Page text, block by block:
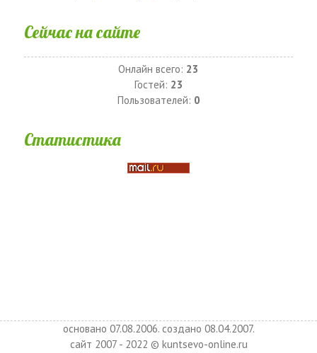
Сейчас на сайте
Онлайн всего: 23
Гостей: 23
Пользователей: 0
Статистика
основано 07.08.2006. создано 08.04.2007.
сайт 2007 - 2022 © kuntsevo-online.ru